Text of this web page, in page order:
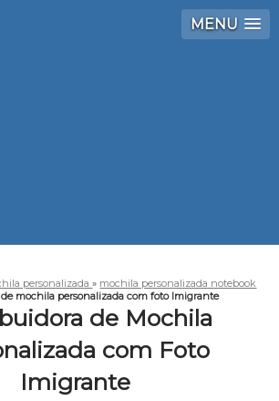
MENU
personalizada» mochila personalizada notebook
mochila personalizada com foto Imigrante
de Mochila
com Foto
Imigrante